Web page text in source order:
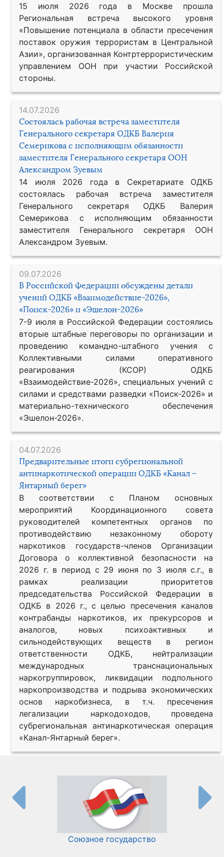
15 июля 2026 года в Москве прошла
Региональная встреча высокого уровня
«Повышение потенциала в области пресечения
поставок оружия террористам в Центральной
Азии», организованная Контртеррористическим
управлением ООН при участии Российской
стороны.
14.07.2026
Состоялась рабочая встреча заместителя
Генерального секретаря ОДКБ Валерия
Семерикова с исполняющим обязанности
заместителя Генерального секретаря ООН
Александром Зуевым
14 июля 2026 года в Секретариате ОДКБ
состоялась рабочая встреча заместителя
Генерального секретаря ОДКБ Валерия
Семерикова с исполняющим обязанности
заместителя Генерального секретаря ООН
Александром Зуевым.
09.07.2026
В Российской Федерации обсуждены детали
учений ОДКБ «Взаимодействие-2026»,
«Поиск-2026» и «Эшелон-2026»
7-9 июля в Российской Федерации состоялись
вторые штабные переговоры по организации и
проведению командно-штабного учения с
Коллективными силами оперативного
реагирования (КСОР) ОДКБ
«Взаимодействие-2026», специальных учений с
силами и средствами разведки «Поиск-2026» и
материально-технического обеспечения
«Эшелон-2026».
04.07.2026
Предварительные итоги субрегиональной
антинаркотической операции ОДКБ «Канал –
Янтарный берег»
В соответствии с Планом основных
мероприятий Координационного совета
руководителей компетентных органов по
противодействию незаконному обороту
наркотиков государств-членов Организации
Договора о коллективной безопасности на
2026 г. в период с 29 июня по 3 июля с.г., в
рамках реализации приоритетов
председательства Российской Федерации в
ОДКБ в 2026 г., с целью пресечения каналов
контрабанды наркотиков, их прекурсоров и
аналогов, новых психоактивных и
сильнодействующих веществ в регион
ответственности ОДКБ, нейтрализации
международных транснациональных
наркогруппировок, ликвидации подпольного
наркопроизводства и подрыва экономических
основ наркобизнеса, в т.ч. пресечения
легализации наркодоходов, проведена
субрегиональная антинаркотическая операция
«Канал-Янтарный берег».
Союзное государство